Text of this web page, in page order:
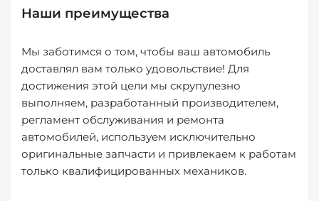
Наши преимущества
Мы заботимся о том, чтобы ваш автомобиль
доставлял вам только удовольствие! Для
достижения этой цели мы скрупулезно
выполняем, разработанный производителем,
регламент обслуживания и ремонта
автомобилей, используем исключительно
оригинальные запчасти и привлекаем к работам
только квалифицированных механиков.